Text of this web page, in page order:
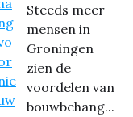
Steeds meer
mensen in
Groningen
zien de
voordelen van
bouwbehang...